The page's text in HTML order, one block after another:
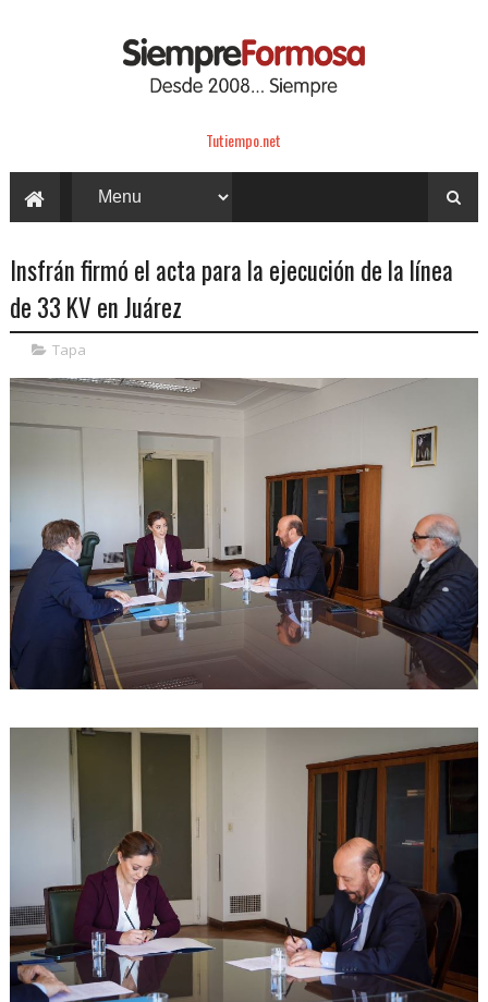
Tutiempo.net
Insfrán firmó el acta para la ejecución de la línea
de 33 KV en Juárez
Tapa